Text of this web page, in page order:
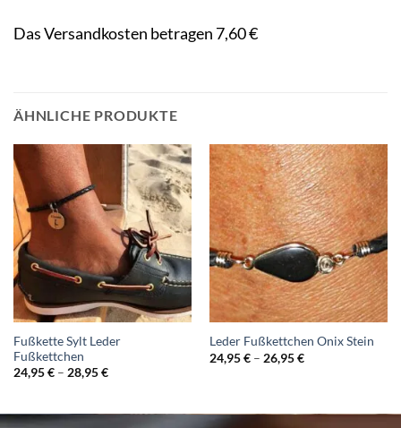
Das Versandkosten betragen 7,60 €
ÄHNLICHE PRODUKTE
Fußkette Sylt Leder
Fußkettchen
24,95€– 28,95€
Leder Fußkettchen Onix Stein
24,95€– 26,95€